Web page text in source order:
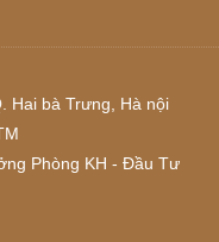
Hai bà Trưng, Hà nội
Phòng KH - Đầu Tư